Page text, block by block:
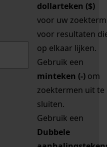
dollarteken ($)
voor uw zoekterm
voor resultaten
op elkaar lijken.
Gebruik een
minteken (-) om
zoektermen uit te
sluiten.
Gebruik een
Dubbele